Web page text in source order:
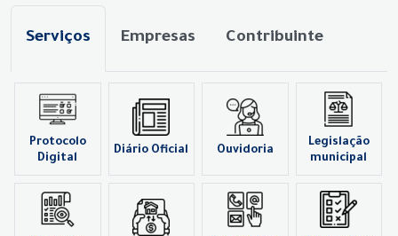
Serviços Empresas Contribuinte
Protocolo
Digital
Diário Oficial Ouvidoria
Legislação
municipal